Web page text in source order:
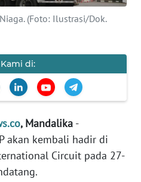
(Foto: Ilustrasi/Dok.
di:
, Mandalika -
akan kembali hadir di
Circuit pada 27-